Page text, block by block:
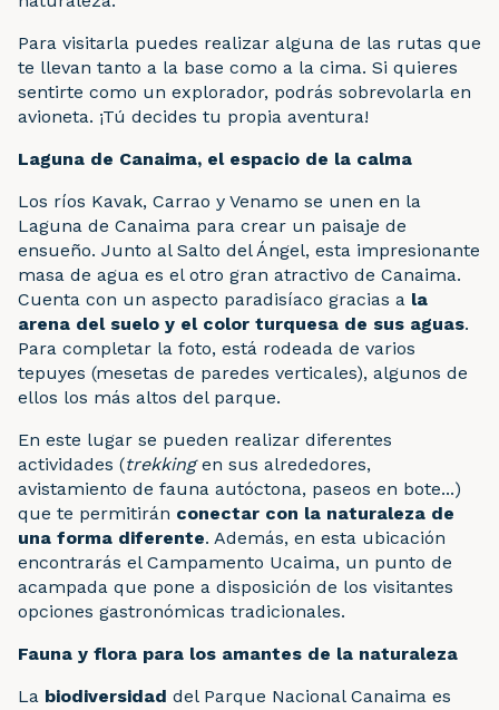
Para visitarla puedes realizar alguna de las rutas que
te llevan tanto a la base como a la cima. Si quieres
sentirte como un explorador, podrás sobrevolarla en
avioneta. ¡Tú decides tu propia aventura!
Laguna de Canaima, el espacio de la calma
Los ríos Kavak, Carrao y Venamo se unen en la
Laguna de Canaima para crear un paisaje de
ensueño. Junto al Salto del Ángel, esta impresionante
masa de agua es el otro gran atractivo de Canaima.
Cuenta con un aspecto paradisíaco gracias a la
arena del suelo y el color turquesa de sus aguas.
Para completar la foto, está rodeada de varios
tepuyes (mesetas de paredes verticales), algunos de
ellos los más altos del parque.
En este lugar se pueden realizar diferentes
actividades (trekkingen sus alrededores,
avistamiento de fauna autóctona, paseos en bote...)
que te permitirán conectar con la naturaleza de
una forma diferente. Además, en esta ubicación
encontrarás el Campamento Ucaima, un punto de
acampada que pone a disposición de los visitantes
opciones gastronómicas tradicionales.
Fauna y flora para los amantes de la naturaleza
La biodiversidad del Parque Nacional Canaima es